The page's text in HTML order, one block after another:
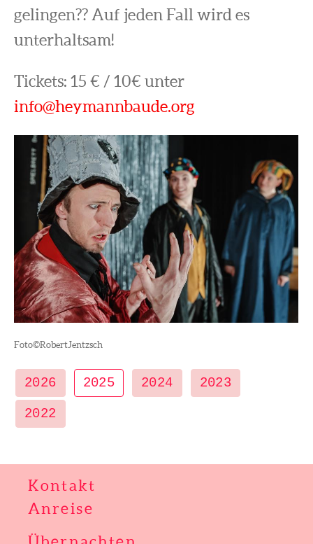
gelingen?? Auf jeden Fall wird es
unterhaltsam!
Tickets: 15 € / 10€ unter
info@heymannbaude.org
Foto©RobertJentzsch
2026 2025 2024
2023
2022
Kontakt
Anreise